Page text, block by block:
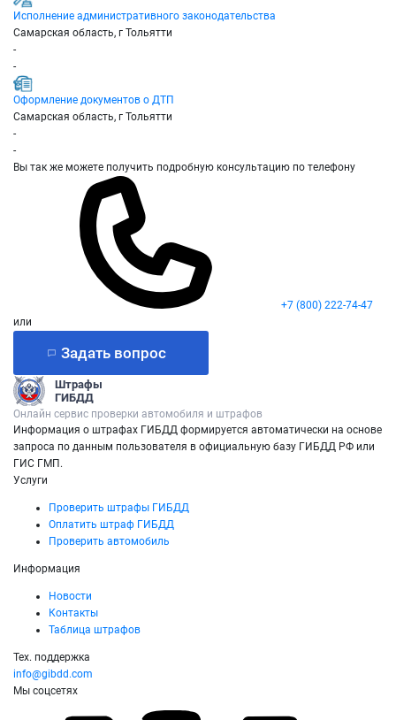
Исполнение административного законодательства
Самарская область, г Тольятти
-
-
Оформление документов о ДТП
Самарская область, г Тольятти
-
-
Вы так же можете получить подробную консультацию по телефону
+7 (800) 222-74-47
или
Задать вопрос
Штрафы
ГИБДД
Онлайн сервис проверки автомобиля и штрафов
Информация о штрафах ГИБДД формируется автоматически на основе
запроса по данным пользователя в официальную базу ГИБДД РФ или
ГИС ГМП.
Услуги
Проверить штрафы ГИБДД
Оплатить штраф ГИБДД
Проверить автомобиль
Информация
Новости
Контакты
Таблица штрафов
Тех. поддержка
info@gibdd.com
Мы соцсетях